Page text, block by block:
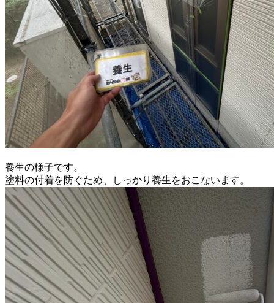
養生の様子です。
塗料の付着を防ぐため、しっかり養生をおこないます。